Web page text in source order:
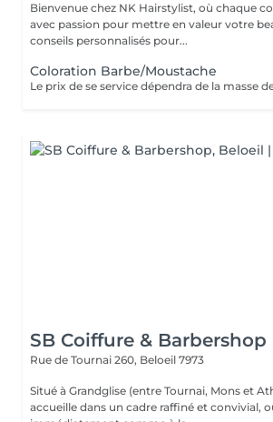
Bienvenue chez NK Hairstylist, où chaque
avec passion pour mettre en valeur votre
conseils personnalisés pour...
Coloration Barbe/Moustache
Le prix de se service dépendra de la masse
SB Coiffure & Barbershop
Rue de Tournai 260, Beloeil 7973
Situé à Grandglise (entre Tournai, Mons et
accueille dans un cadre raffiné et convivial,